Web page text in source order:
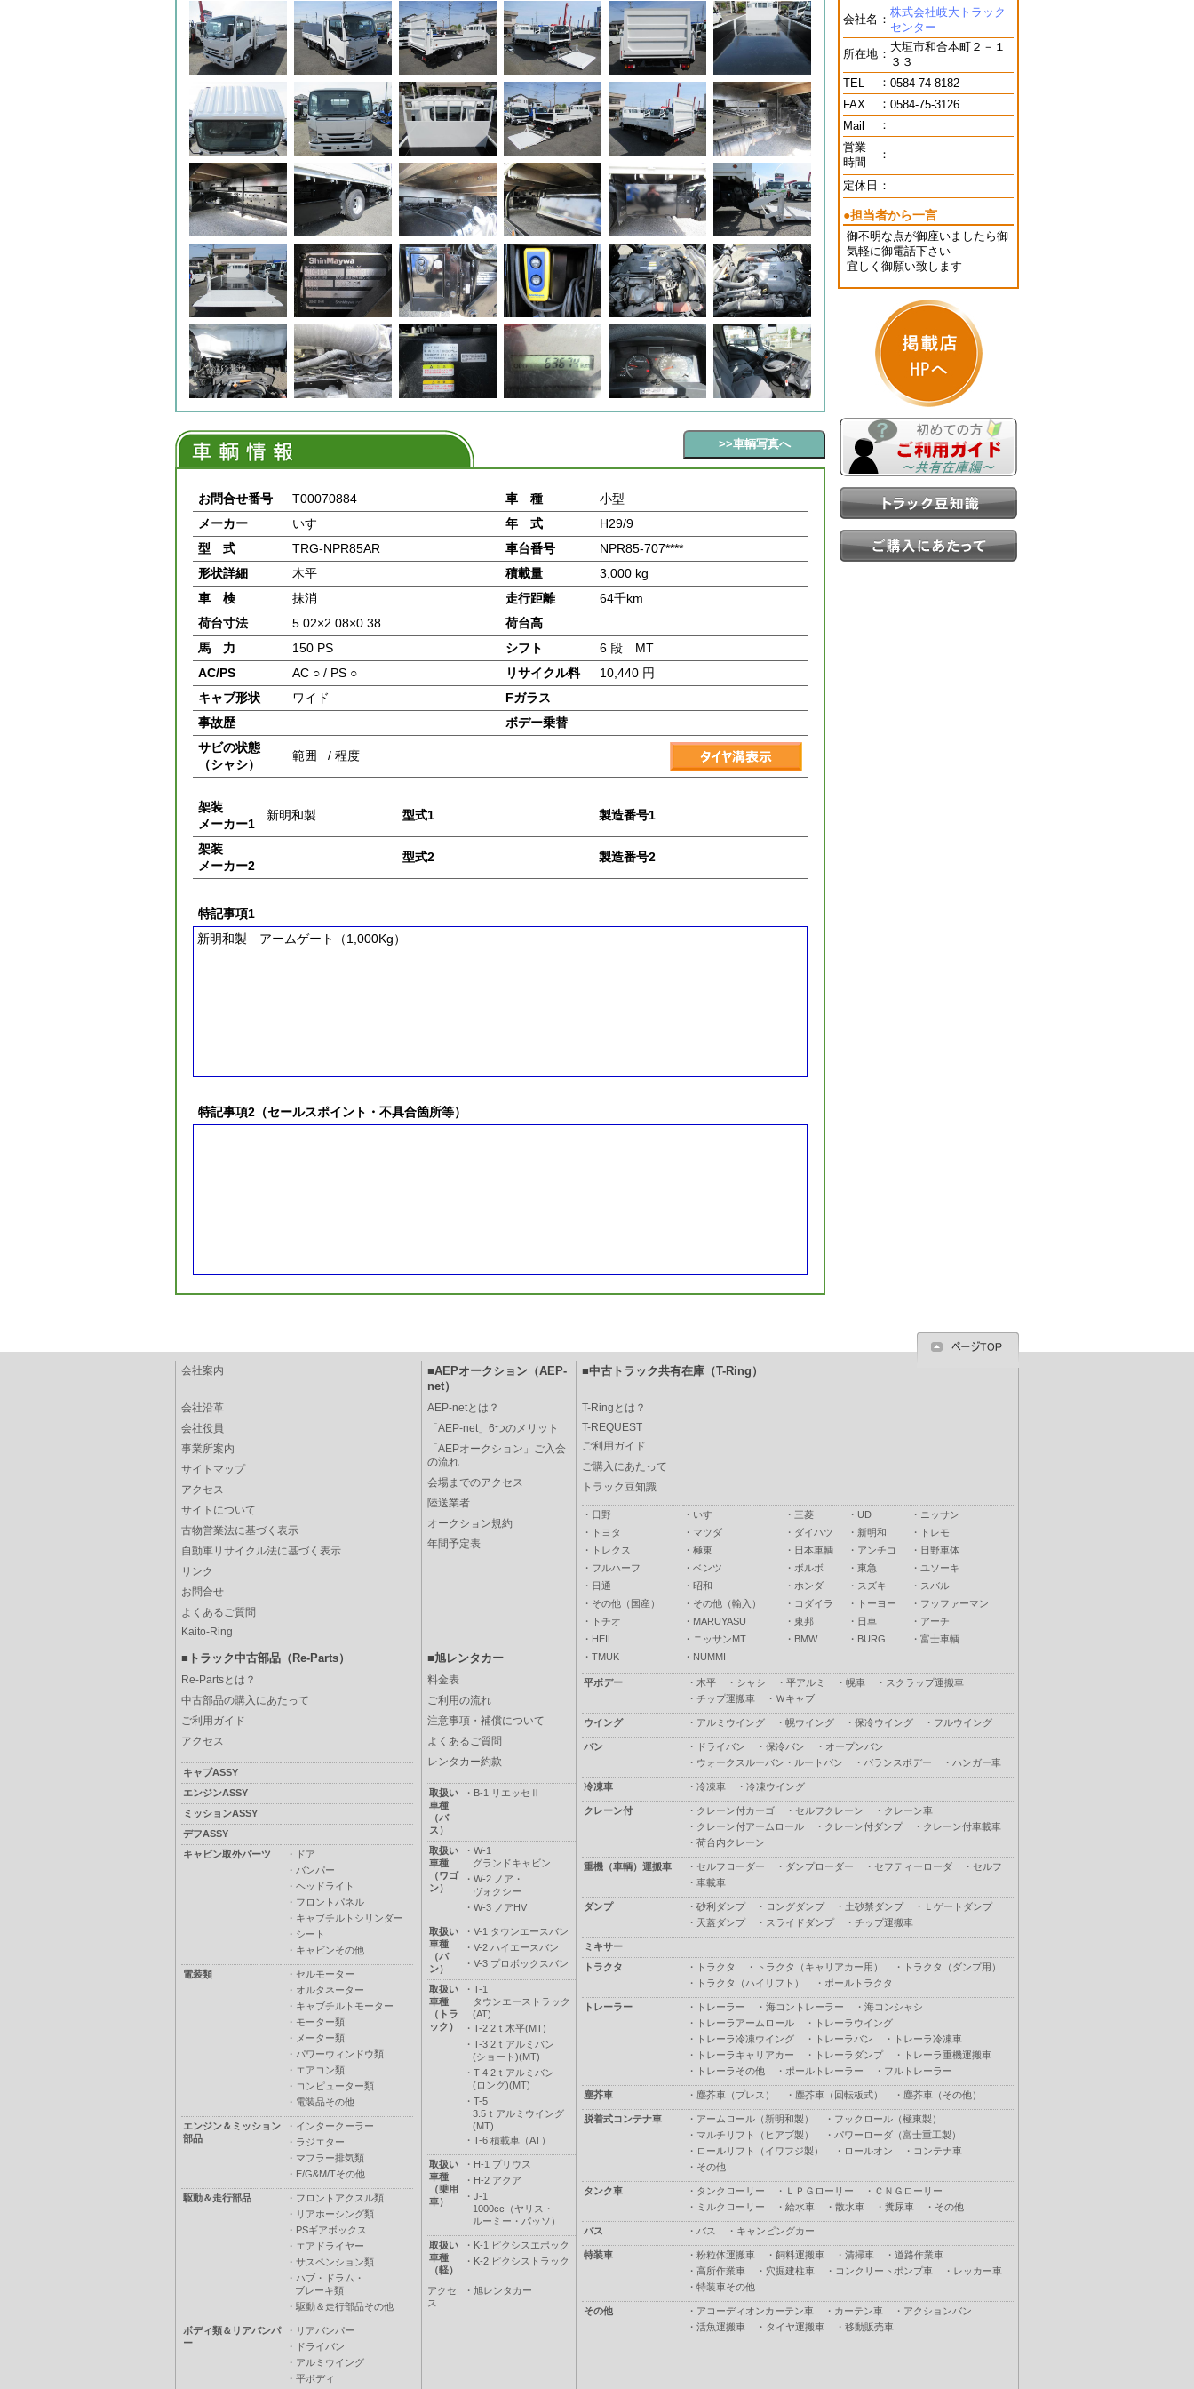
お問合せ番号 T00070884 車 種
小型
メーカー
いすゞ 年 式
H29/9
型 式
TRG-NPR85AR 車台番号
NPR85-707****
形状詳細
木平 積載量
3,000 kg
車 検
抹消 走行距離
64千km
荷台寸法
5.02×2.08×0.38
荷台高
馬 力
150 PS シフト
6 段 MT
AC/PS
AC ○ / PS ○ リサイクル料
10,440 円
キャブ形状
ワイド
Fガラス
事故歴
ボデー乗替
サビの状態
（シャシ）
範囲 / 程度
架装
メーカー1
新明和製 型式1 製造番号1
架装
メーカー2
型式2 製造番号2
特記事項1
新明和製 アームゲート（1,000Kg）
特記事項2（セールスポイント・不具合箇所等）
会社名 ：
株式会社岐大トラック
センター
所在地 ：
大垣市和合本町２－１
３３
TEL
： 0584-74-8182
FAX
： 0584-75-3126
Mail
：
営業
時間
：
定休日 ：
●担当者から一言
御不明な点が御座いましたら御
気軽に御電話下さい
宜しく御願い致します
会社案内
■AEPオークション（AEP-
net）
■中古トラック共有在庫（T-Ring）
会社沿革
会社役員
事業所案内
サイトマップ
アクセス
サイトについて
古物営業法に基づく表示
自動車リサイクル法に基づく表示
リンク
お問合せ
よくあるご質問
Kaito-Ring
AEP-netとは？
「AEP-net」6つのメリット
「AEPオークション」ご入会
の流れ
会場までのアクセス
陸送業者
オークション規約
年間予定表
T-Ringとは？
T-REQUEST
ご利用ガイド
ご購入にあたって
トラック豆知識
・ 日野 ・ いすゞ ・ 三菱 ・ UD ・ ニッサン
・
トヨタ ・ マツダ ・ ダイハツ ・ 新明和 ・
トレモ
・
トレクス ・ 極東 ・ 日本車輌 ・ アンチコ ・ 日野車体
・ フルハーフ ・ ベンツ ・ ボルボ ・ 東急 ・ ユソーキ
・ 日通 ・ 昭和 ・ ホンダ ・ スズキ ・ スバル
・ その他（国産） ・ その他（輸入） ・ コダイラ ・ トーヨー ・ フッファーマン
・
トチオ ・ MARUYASU ・ 東邦 ・ 日車 ・ アーチ
・ HEIL ・ ニッサンMT ・ BMW ・ BURG ・ 富士車輌
・ TMUK ・ NUMMI
平ボデー ・ 木平 ・ シャシ ・ 平アルミ ・ 幌車 ・ スクラップ運搬車
・ チップ運搬車 ・ Ｗキャブ
ウイング ・ アルミウイング ・ 幌ウイング ・ 保冷ウイング ・ フルウイング
バン ・ ドライバン ・ 保冷バン ・ オープンバン
・ ウォークスルーバン・ルートバン ・ バランスボデー ・ ハンガー車
冷凍車 ・ 冷凍車 ・ 冷凍ウイング
クレーン付 ・ クレーン付カーゴ ・ セルフクレーン ・ クレーン車
・ クレーン付アームロール ・ クレーン付ダンプ ・ クレーン付車載車
・ 荷台内クレーン
重機（車輌）運搬車 ・ セルフローダー ・ ダンプローダー ・ セフティーローダ ・ セルフ
・ 車載車
ダンプ ・ 砂利ダンプ ・ ロングダンプ ・ 土砂禁ダンプ ・ Ｌゲートダンプ
・ 天蓋ダンプ ・ スライドダンプ ・ チップ運搬車
ミキサー
トラクタ
・ トラクタ ・ トラクタ（キャリアカー用） ・
トラクタ（ダンプ用）
・
トラクタ（ハイリフト） ・ ポールトラクタ
トレーラー ・ トレーラー ・ 海コントレーラー ・ 海コンシャシ
・
トレーラアームロール ・
トレーラウイング
・
トレーラ冷凍ウイング ・ トレーラバン ・
トレーラ冷凍車
・
トレーラキャリアカー ・ トレーラダンプ ・
トレーラ重機運搬車
・
トレーラその他 ・ ポールトレーラー ・ フルトレーラー
塵芥車 ・ 塵芥車（プレス） ・ 塵芥車（回転板式） ・ 塵芥車（その他）
脱着式コンテナ車 ・ アームロール（新明和製） ・ フックロール（極東製）
・ マルチリフト（ヒアブ製） ・ パワーローダ（富士重工製）
・ ロールリフト（イワフジ製） ・ ロールオン ・ コンテナ車
・ その他
タンク車 ・ タンクローリー ・ ＬＰＧローリー ・ ＣＮＧローリー
・ ミルクローリー ・ 給水車 ・ 散水車 ・ 糞尿車 ・ その他
バス ・ バス ・ キャンピングカー
特装車 ・ 粉粒体運搬車 ・ 飼料運搬車 ・ 清掃車 ・ 道路作業車
・ 高所作業車 ・ 穴掘建柱車 ・ コンクリートポンプ車 ・ レッカー車
・ 特装車その他
その他 ・ アコーディオンカーテン車 ・ カーテン車 ・ アクションバン
・ 活魚運搬車 ・ タイヤ運搬車 ・ 移動販売車
■トラック中古部品（Re-Parts） ■旭レンタカー
Re-Partsとは？
中古部品の購入にあたって
ご利用ガイド
アクセス
キャブASSY
エンジンASSY
ミッションASSY
デフASSY
キャビン取外パーツ
・
ドア
・ バンパー
・ ヘッドライト
・ フロントパネル
・ キャブチルトシリンダー
・ シート
・ キャビンその他
電装類 ・ セルモーター
・ オルタネーター
・ キャブチルトモーター
・ モーター類
・ メーター類
・ パワーウィンドウ類
・ エアコン類
・ コンピューター類
・ 電装品その他
エンジン＆ミッション
部品
・ インタークーラー
・ ラジエター
・ マフラー排気類
・ E/G&M/Tその他
駆動＆走行部品 ・ フロントアクスル類
・ リアホーシング類
・ PSギアボックス
・ エアドライヤー
・ サスペンション類
・ ハブ・ドラム・
ブレーキ類
・ 駆動＆走行部品その他
ボディ類＆リアバンパ
ー
・ リアバンパー
・
ドライバン
・ アルミウイング
・ 平ボディ
料金表
ご利用の流れ
注意事項・補償について
よくあるご質問
レンタカー約款
取扱い
車種
（バ
ス）
・ B-1 リエッセⅡ
取扱い
車種
（ワゴ
ン）
・ W-1
グランドキャビン
・ W-2 ノア・
ヴォクシー
・ W-3 ノアHV
取扱い
車種
（バ
ン）
・ V-1 タウンエースバン
・ V-2 ハイエースバン
・ V-3 プロボックスバン
取扱い
車種
（トラ
ック）
・ T-1
タウンエーストラック
(AT)
・ T-2 2ｔ木平(MT)
・ T-3 2ｔアルミバン
(ショート)(MT)
・ T-4 2ｔアルミバン
(ロング)(MT)
・ T-5
3.5ｔアルミウイング
(MT)
・ T-6 積載車（AT）
取扱い
車種
（乗用
車）
・ H-1 プリウス
・ H-2 アクア
・ J-1
1000cc（ヤリス・
ルーミー・パッソ）
取扱い
車種
（軽）
・ K-1 ピクシスエポック
・ K-2 ピクシストラック
アクセ
ス
・ 旭レンタカー